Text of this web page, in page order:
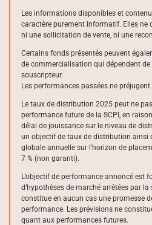
Les informations disponibles et
caractère purement informatif. Elles ne
ni une sollicitation de vente, ni une
Certains fonds présentés peuvent
de commercialisation qui dépendent
souscripteur.
Les performances passées ne
Le taux de distribution 2025 peut ne
performance future de la SCPI, en
délai de jouissance sur le niveau de
un objectif de taux de distribution ainsi
globale annuelle sur l’horizon de
7 % (non garanti).
L’objectif de performance annoncé est
d’hypothèses de marché arrêtées par
constitue en aucun cas une promesse
performance. Les prévisions ne
quant aux performances futures.